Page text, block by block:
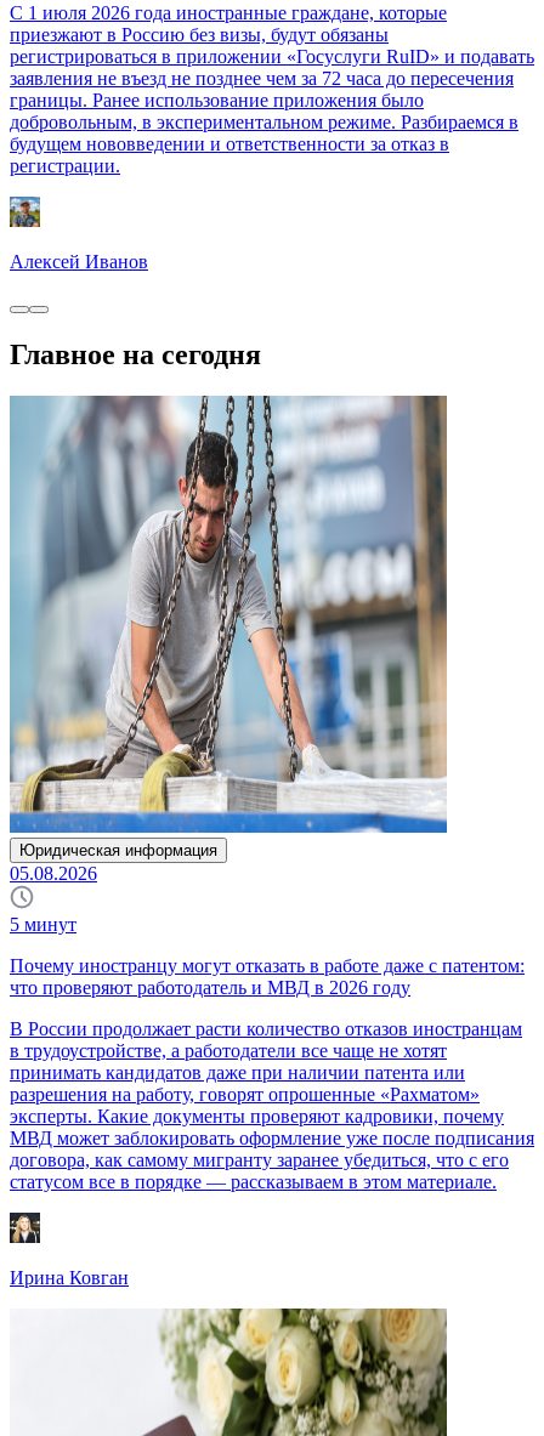
С 1 июля 2026 года иностранные граждане, которые
приезжают в Россию без визы, будут обязаны
регистрироваться в приложении «Госуслуги RuID» и подавать
заявления не въезд не позднее чем за 72 часа до пересечения
границы. Ранее использование приложения было
добровольным, в экспериментальном режиме. Разбираемся в
будущем нововведении и ответственности за отказ в
регистрации.
Алексей Иванов
Главное на сегодня
Юридическая информация
05.08.2026
5 минут
Почему иностранцу могут отказать в работе даже с патентом:
что проверяют работодатель и МВД в 2026 году
В России продолжает расти количество отказов иностранцам
в трудоустройстве, а работодатели все чаще не хотят
принимать кандидатов даже при наличии патента или
разрешения на работу, говорят опрошенные «Рахматом»
эксперты. Какие документы проверяют кадровики, почему
МВД может заблокировать оформление уже после подписания
договора, как самому мигранту заранее убедиться, что с его
статусом все в порядке — рассказываем в этом материале.
Ирина Ковган